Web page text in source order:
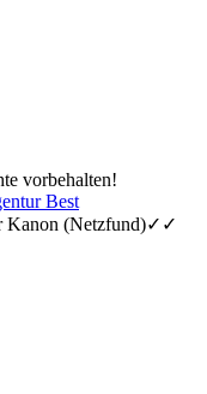
vorbehalten!
Best
Kanon (Netzfund)✓✓